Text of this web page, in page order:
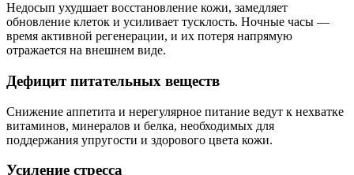
Недосып ухудшает восстановление кожи, замедляет
обновление клеток и усиливает тусклость. Ночные часы —
время активной регенерации, и их потеря напрямую
отражается на внешнем виде.
Дефицит питательных веществ
Снижение аппетита и нерегулярное питание ведут к нехватке
витаминов, минералов и белка, необходимых для
поддержания упругости и здорового цвета кожи.
Усиление стресса